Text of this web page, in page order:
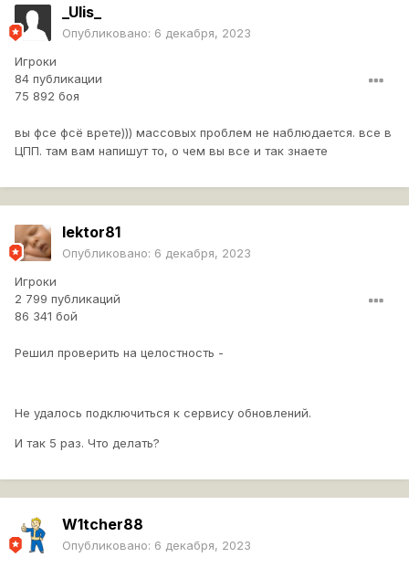
_Ulis_
Опубликовано: 6 декабря, 2023
Игроки
84 публикации
75 892 боя
вы фсе фсё врете))) массовых проблем не наблюдается. все в
ЦПП. там вам напишут то, о чем вы все и так знаете
lektor81
Опубликовано: 6 декабря, 2023
Игроки
2 799 публикаций
86 341 бой
Решил проверить на целостность -
Не удалось подключиться к сервису обновлений.
И так 5 раз. Что делать?
W1tcher88
Опубликовано: 6 декабря, 2023